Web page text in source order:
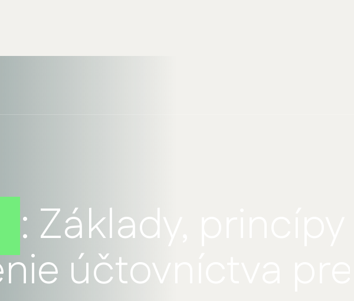
: Základy, princípy
účtovníctva pre